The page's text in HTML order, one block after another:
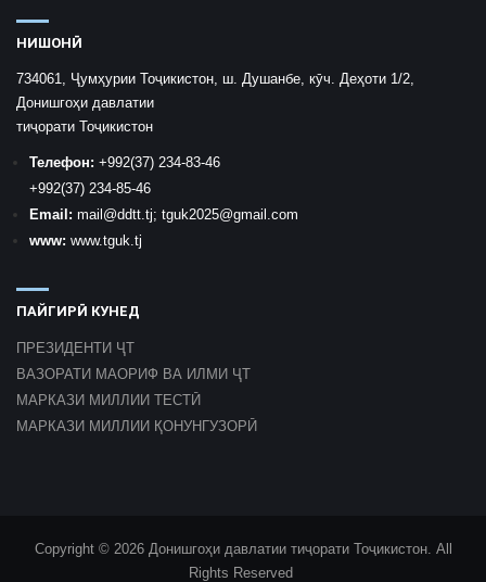
НИШОНӢ
734061, Ҷумҳурии Тоҷикистон, ш. Душанбе, кӯч. Деҳоти 1/2,
Донишгоҳи давлатии
тиҷорати Тоҷикистон
Телефон: +992(37) 234-83-46
+992(37) 234-85-46
Email: mail @ddtt.tj; tguk2025@gmail.com
www: www.tguk.tj
ПАЙГИРӢ КУНЕД
ПРЕЗИДЕНТИ ҶТ
ВАЗОРАТИ МАОРИФ ВА ИЛМИ ҶТ
МАРКАЗИ МИЛЛИИ ТЕСТӢ
МАРКАЗИ МИЛЛИИ ҚОНУНГУЗОРӢ
Copyright © 2026 Донишгоҳи давлатии тиҷорати Тоҷикистон. All
Rights Reserved